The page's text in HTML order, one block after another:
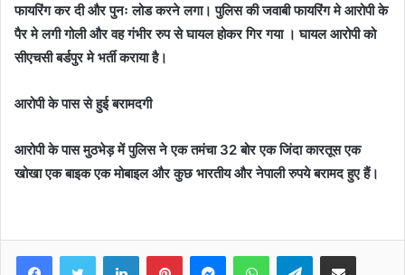
फायरिंग कर दी और पुनः लोड करने लगा। पुलिस की जवाबी फायरिंग मे आरोपी के
पैर मे लगी गोली और वह गंभीर रुप से घायल होकर गिर गया । घायल आरोपी को
सीएचसी बर्डपुर मे भर्ती कराया है।
आरोपी के पास से हुई बरामदगी
आरोपी के पास मुठभेड़ में पुलिस ने एक तमंचा 32 बोर एक जिंदा कारतूस एक
खोखा एक बाइक एक मोबाइल और कुछ भारतीय और नेपाली रुपये बरामद हुए हैं।
FacebookTwitter LinkedInPinterestMessengerWhatsAppTelegramShare via Email